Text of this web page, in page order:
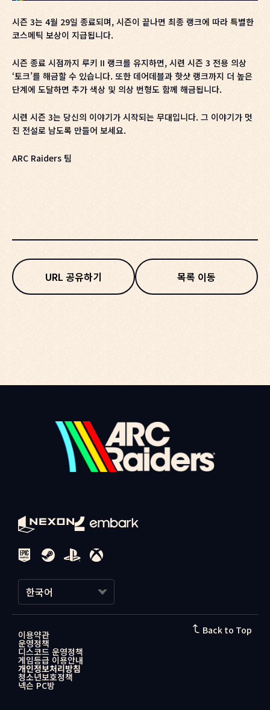
시즌 3는 4월 29일 종료되며, 시즌이 끝나면 최종 랭크에 따라 특별한
코스메틱 보상이 지급됩니다.
시즌 종료 시점까지 루키 II 랭크를 유지하면, 시련 시즌 3 전용 의상
‘토크’를 해금할 수 있습니다. 또한 데어데블과 핫샷 랭크까지 더 높은
단계에 도달하면 추가 색상 및 의상 번형도 함께 해금됩니다.
시련 시즌 3는 당신의 이야기가 시작되는 무대입니다. 그 이야기가 멋
진 전설로 남도록 만들어 보세요.
ARC Raiders 팀
URL 공유하기 목록 이동
한국어
日本語
이용약관
운영정책
디스코드 운영정책
게임등급 이용안내
개인정보처리방침
청소년보호정책
넥슨 PC방
Back to Top